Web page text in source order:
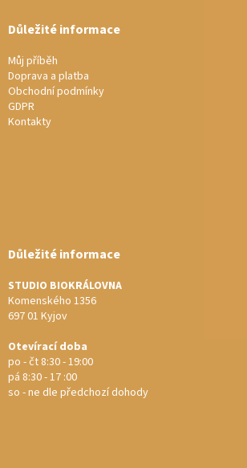
Důležité informace
Můj příběh
Doprava a platba
Obchodní podmínky
GDPR
Kontakty
Důležité informace
STUDIO BIOKRÁLOVNA
Komenského 1356
697 01 Kyjov
Otevírací doba
po - čt 8:30 - 19:00
pá 8:30 - 17 :00
so - ne dle předchozí dohody